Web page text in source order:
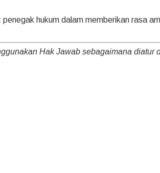
hukum dalam memberikan rasa
Hak Jawab sebagaimana diatur